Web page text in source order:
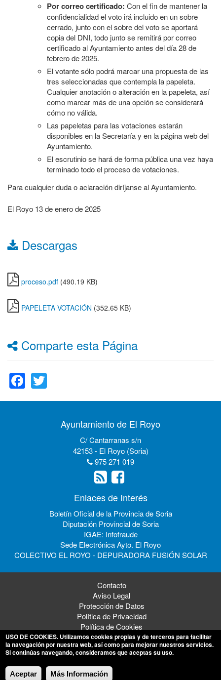
Por correo certificado: Con el fin de mantener la
confidencialidad el voto irá incluido en un sobre
cerrado, junto con el sobre del voto se aportará
copia del DNI, todo junto se remitirá por correo
certificado al Ayuntamiento antes del día 28 de
febrero de 2025.
El votante sólo podrá marcar una propuesta de las
tres seleccionadas que contempla la papeleta.
Cualquier anotación o alteración en la papeleta, así
como marcar más de una opción se considerará
cómo no válida.
Las papeletas para las votaciones estarán
disponibles en la Secretaría y en la página web del
Ayuntamiento.
El escrutinio se hará de forma pública una vez haya
terminado todo el proceso de votaciones.
Para cualquier duda o aclaración diríjanse al Ayuntamiento.
El Royo 13 de enero de 2025
Descargas
proceso.pdf (490.19 KB)
PAPELETA VOTACIÓN (352.65 KB)
Comparte esta Página
Facebook
Ayuntamiento de El Royo
C/ Cantarranas s/n
42153 - El Royo (Soria)
975 271 019
Enlaces de Interés
Boletín Oficial de la Provincia de Soria
Diputación Provincial de Soria
IGAE: Infofraude
Sede Electrónica Ayto. El Royo
COLECTIVO EL ROYO - DEPURADORA FUSIÓN SOLAR
Contacto
Aviso Legal
Protección de Datos
Política de Privacidad
Política de Cookies
© 2026 Ayuntamiento de El Royo
USO DE COOKIES. Utilizamos cookies propias y de terceros para facilitar
la navegación por nuestra web, así como para mejorar nuestros servicios.
Si continúas navegando, consideramos que aceptas su uso.
Aceptar Más Información